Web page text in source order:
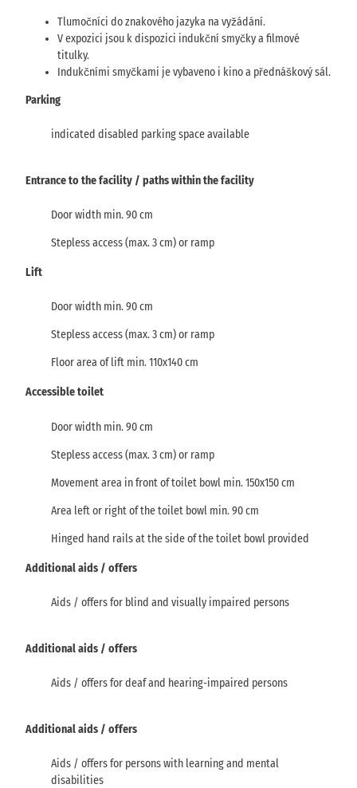
Tlumočníci do znakového jazyka na vyžádání.
V expozici jsou k dispozici indukční smyčky a filmové
titulky.
Indukčními smyčkami je vybaveno i kino a přednáškový sál.
Parking
indicated disabled parking space available
Entrance to the facility / paths within the facility
Door width min. 90 cm
Stepless access (max. 3 cm) or ramp
Lift
Door width min. 90 cm
Stepless access (max. 3 cm) or ramp
Floor area of lift min. 110x140 cm
Accessible toilet
Door width min. 90 cm
Stepless access (max. 3 cm) or ramp
Movement area in front of toilet bowl min. 150x150 cm
Area left or right of the toilet bowl min. 90 cm
Hinged hand rails at the side of the toilet bowl provided
Additional aids / offers
Aids / offers for blind and visually impaired persons
Additional aids / offers
Aids / offers for deaf and hearing-impaired persons
Additional aids / offers
Aids / offers for persons with learning and mental
disabilities